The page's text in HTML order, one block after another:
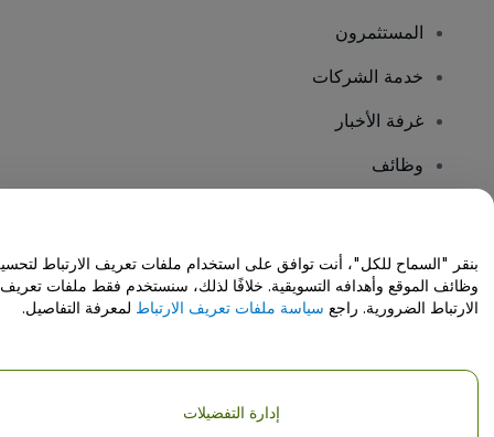
المستثمرون
خدمة الشركات
غرفة الأخبار
وظائف
مركز المساعدة / اتصل بنا
حقوق النشر © شركة فياجوجو المحدودة 2026
تفاصيل الشركة
بنقر "السماح للكل"، أنت توافق على استخدام ملفات تعريف الارتباط
وظائف الموقع وأهدافه التسويقية. خلافًا لذلك، سنستخدم فقط ملفات تعريف
الارتباط الضرورية. راجع سياسة ملفات تعريف الارتباط لمعرفة التفاصيل.
إدارة التفضيلات